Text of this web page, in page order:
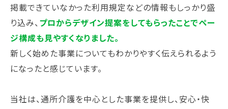
掲載できていなかった利用規定などの情報もしっかり盛
り込み、プロからデザイン提案をしてもらったことでペー
ジ構成も見やすくなりました。
新しく始めた事業についてもわかりやすく伝えられるよう
になったと感じています。
当社は、通所介護を中心とした事業を提供し、安心・快